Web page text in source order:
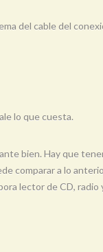
del cable del
lo que cuesta.
bien. Hay que
comparar a lo
lector de CD, radio